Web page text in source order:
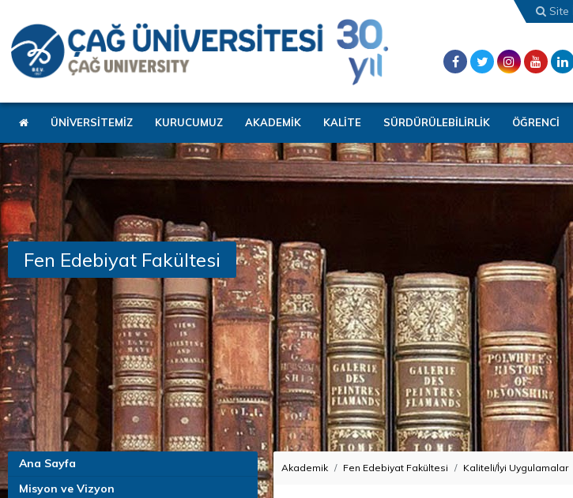
Site
ÜNİVERSİTEMİZ KURUCUMUZ AKADEMİK KALİTE SÜRDÜRÜLEBİLİRLİK ÖĞRENCİ
Fen Edebiyat Fakültesi
Ana Sayfa
Misyon ve Vizyon
Akademik Fen Edebiyat Fakültesi Kaliteli/İyi Uygulamalar